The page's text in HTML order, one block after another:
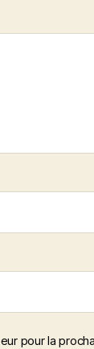
pour la